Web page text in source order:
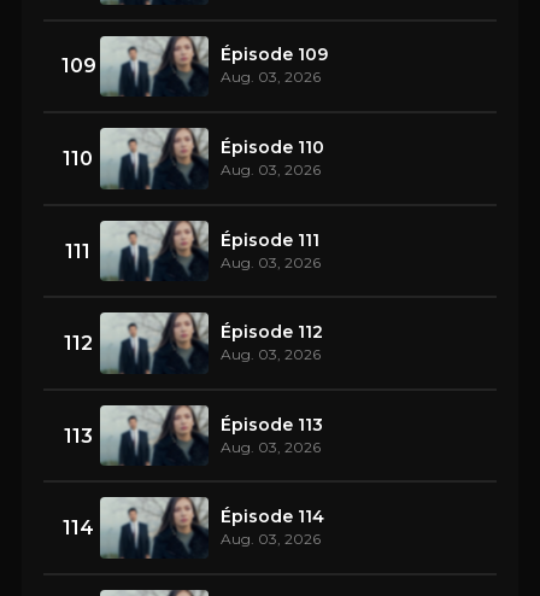
109 Épisode 109
Aug. 03, 2026
110 Épisode 110
Aug. 03, 2026
111 Épisode 111
Aug. 03, 2026
112 Épisode 112
Aug. 03, 2026
113 Épisode 113
Aug. 03, 2026
114 Épisode 114
Aug. 03, 2026